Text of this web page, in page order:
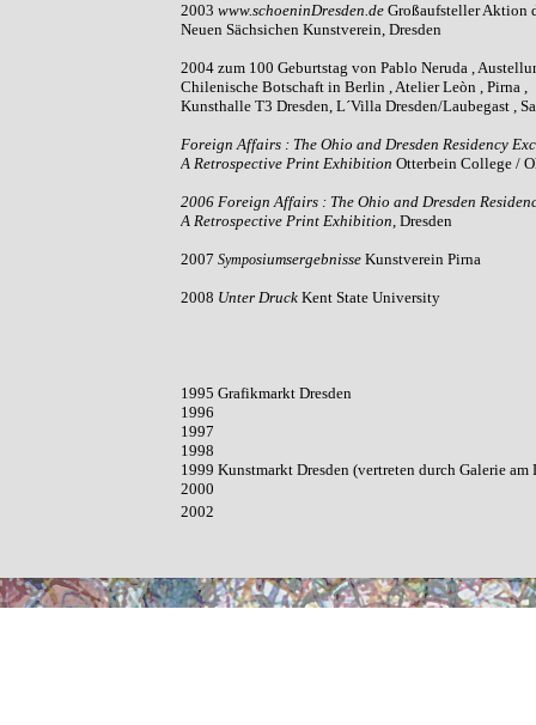
2003 www.schoeninDresden.de Großaufsteller Aktion
Neuen Sächsichen Kunstverein, Dresden
2004 zum 100 Geburtstag von Pablo Neruda ,
Chilenische Botschaft in Berlin , Atelier Leòn , Pirna ,
Kunsthalle T3 Dresden, L´Villa Dresden/Laubegast ,
Foreign Affairs : The Ohio and Dresden Residency
A Retrospective Print Exhibition Otterbein College /
2006 Foreign Affairs : The Ohio and Dresden
A Retrospective Print Exhibition, Dresden
2007 Symposiumsergebnisse Kunstverein Pirna
2008 Unter Druck Kent State University
1995 Grafikmarkt Dresden
1996
1997
1998
1999 Kunstmarkt Dresden (vertreten durch Galerie am
2000
2002